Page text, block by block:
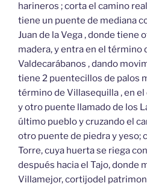
harineros ; corta el camino
tiene un puente de mediana
Juan de la Vega , donde tiene
madera, y entra en el término
Valdecarábanos , dando
tiene 2 puentecillos de palos
término de Villasequilla , en
y otro puente llamado de los
último pueblo y cruzando el
otro puente de piedra y yeso;
Torre, cuya huerta se riega
después hacia el Tajo, donde
Villamejor, cortijodel